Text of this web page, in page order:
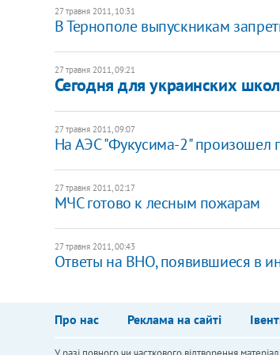
27 травня 2011, 10:31
В Тернополе выпускникам
27 травня 2011, 09:21
Сегодня для украинских
27 травня 2011, 09:07
На АЭС "Фукусима-2" произошел
27 травня 2011, 02:17
МЧС готово к лесным пожарам
27 травня 2011, 00:43
Ответы на ВНО, появившиеся в
Про нас Реклама на сайті